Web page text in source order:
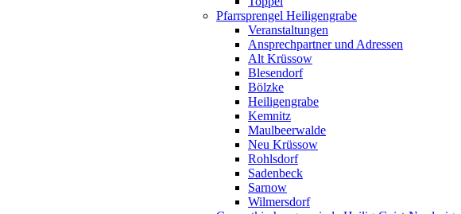
Pfarrsprengel Heiligengrabe
Veranstaltungen
Ansprechpartner und Adressen
Alt Krüssow
Blesendorf
Bölzke
Heiligengrabe
Kemnitz
Maulbeerwalde
Neu Krüssow
Rohlsdorf
Sadenbeck
Sarnow
Wilmersdorf